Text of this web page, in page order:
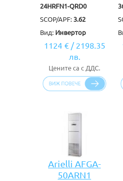
24HRFN1-QRD0
SCOP/APF: 3.62
Вид: Инвертор
1124 €/ 2198.35
лв.
Цените са с ДДС.
Arielli AFGA-
50ARN1